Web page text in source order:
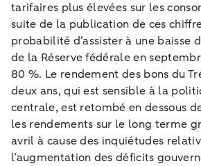
tarifaires plus élevées sur les
suite de la publication de ces
probabilité d’assister à une baisse
de la Réserve fédérale en
80 %. Le rendement des bons du
deux ans, qui est sensible à la
centrale, est retombé en dessous
les rendements sur le long terme
avril à cause des inquiétudes
l’augmentation des déficits